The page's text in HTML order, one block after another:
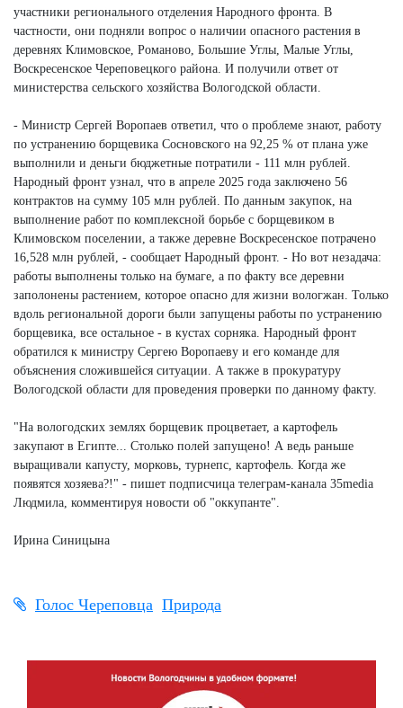
участники регионального отделения Народного фронта. В
частности, они подняли вопрос о наличии опасного растения в
деревнях Климовское, Романово, Большие Углы, Малые Углы,
Воскресенское Череповецкого района. И получили ответ от
министерства сельского хозяйства Вологодской области.
- Министр Сергей Воропаев ответил, что о проблеме знают, работу
по устранению борщевика Сосновского на 92,25 % от плана уже
выполнили и деньги бюджетные потратили - 111 млн рублей.
Народный фронт узнал, что в апреле 2025 года заключено 56
контрактов на сумму 105 млн рублей. По данным закупок, на
выполнение работ по комплексной борьбе с борщевиком в
Климовском поселении, а также деревне Воскресенское потрачено
16,528 млн рублей, - сообщает Народный фронт. - Но вот незадача:
работы выполнены только на бумаге, а по факту все деревни
заполонены растением, которое опасно для жизни вологжан. Только
вдоль региональной дороги были запущены работы по устранению
борщевика, все остальное - в кустах сорняка. Народный фронт
обратился к министру Сергею Воропаеву и его команде для
объяснения сложившейся ситуации. А также в прокуратуру
Вологодской области для проведения проверки по данному факту.
"На вологодских землях борщевик процветает, а картофель
закупают в Египте... Столько полей запущено! А ведь раньше
выращивали капусту, морковь, турнепс, картофель. Когда же
появятся хозяева?!" - пишет подписчица телеграм-канала 35media
Людмила, комментируя новости об "оккупанте".
Ирина Синицына
Голос Череповца Природа